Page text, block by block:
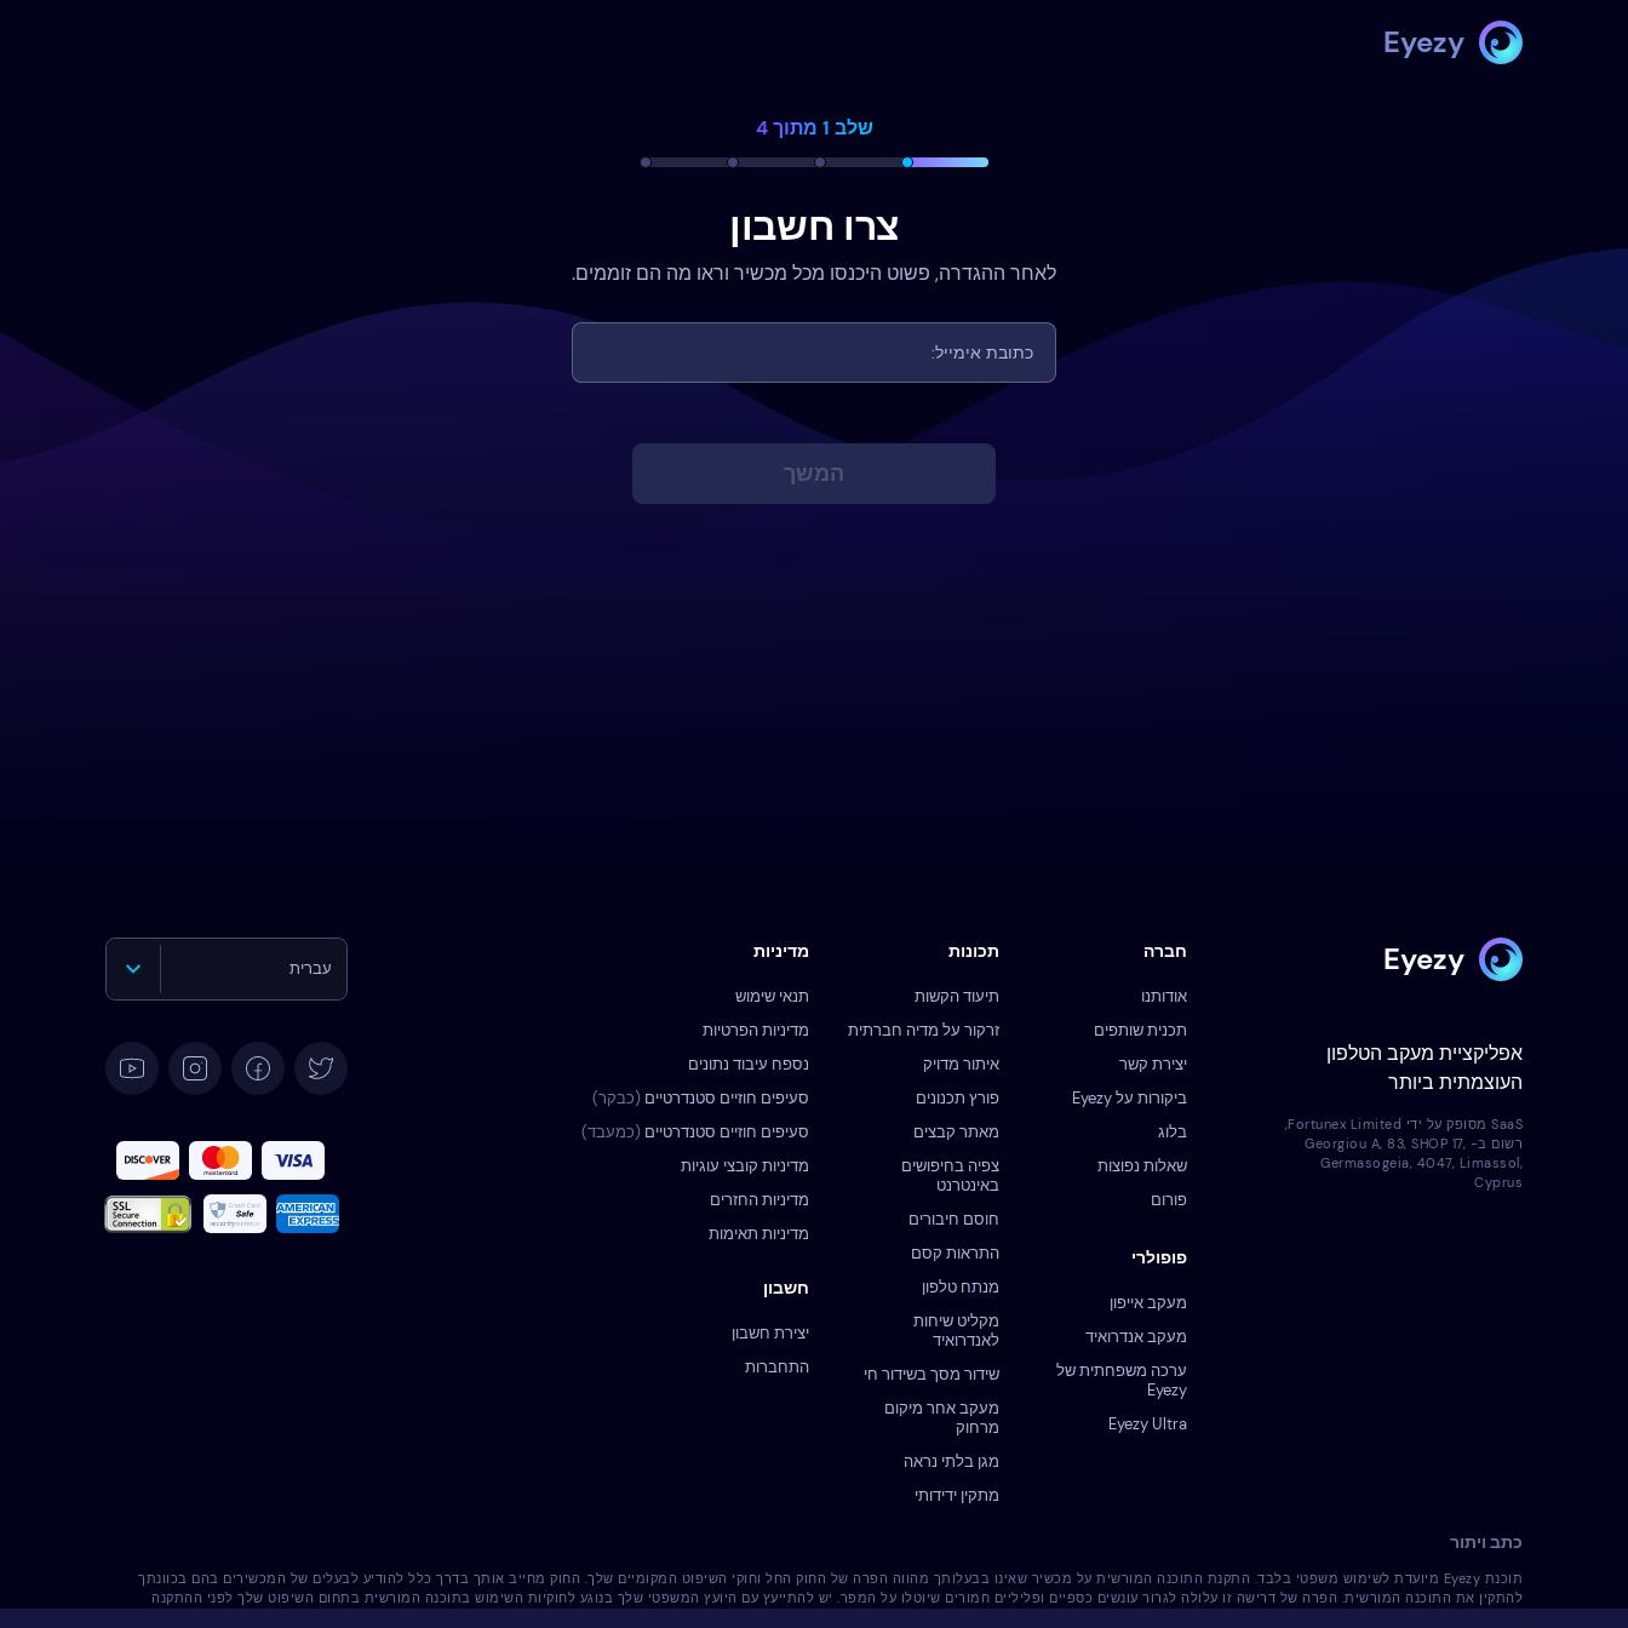
Eyezy
שלב 1 מתוך 4
צרו חשבון
לאחר ההגדרה, פשוט היכנסו מכל מכשיר וראו מה הם זוממים.
המשך
Eyezy
אפליקציית מעקב הטלפון
העוצמתית ביותר
חברה
אודותנו
תכנית שותפים
יצירת קשר
ביקורות על Eyezy
בלוג
שאלות נפוצות
פורום
פופולרי
מעקב אייפון
מעקב אנדרואיד
ערכה משפחתית של
Eyezy
Eyezy Ultra
חשבון
יצירת חשבון
התחברות
מדיניות
תנאי שימוש
מדיניות הפרטיות
נספח עיבוד נתונים
סעיפים חוזיים סטנדרטיים (כבקר)
סעיפים חוזיים סטנדרטיים (כמעבד)
מדיניות קובצי עוגיות
מדיניות החזרים
מדיניות תאימות
תכונות
תיעוד הקשות
זרקור על מדיה חברתית
איתור מדויק
פורץ תכנונים
מאתר קבצים
צפיה בחיפושים
באינטרנט
חוסם חיבורים
התראות קסם
מנתח טלפון
מקליט שיחות
לאנדרואיד
שידור מסך בשידור חי
מעקב אחר מיקום
מרחוק
מגן בלתי נראה
מתקין ידידותי
עברית
Español
Français
Nederlands
SaaS מסופק על ידי Fortunex Limited,
רשום ב- Georgiou A, 83, SHOP 17,
Germasogeia, 4047, Limassol,
Cyprus
כתב ויתור
תוכנת Eyezy מיועדת לשימוש משפטי בלבד. התקנת התוכנה המורשית על מכשיר שאינו בבעלותך מהווה הפרה של החוק החל וחוקי השיפוט המקומיים שלך. החוק מחייב אותך בדרך כלל להודיע ​​לבעלים של המכשירים בהם בכוונתך
להתקין את התוכנה המורשית. הפרה של דרישה זו עלולה לגרור עונשים כספיים ופליליים חמורים שיוטלו על המפר. יש להתייעץ עם היועץ המשפטי שלך בנוגע לחוקיות השימוש בתוכנה המורשית בתחום השיפוט שלך לפני ההתקנה